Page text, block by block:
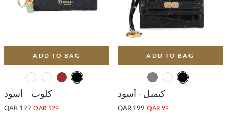
ADD TO BAG
كيمبل - أسود
QAR 99
QAR 199
ADD TO BAG
كلوب – أسود
QAR 129
QAR 199